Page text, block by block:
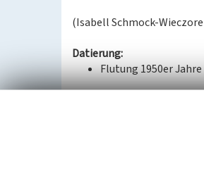
(Isabell Schmock-
Datierung:
Flutung 1950er Jahre
Galle, Horst:
Chronik und
Landesverband